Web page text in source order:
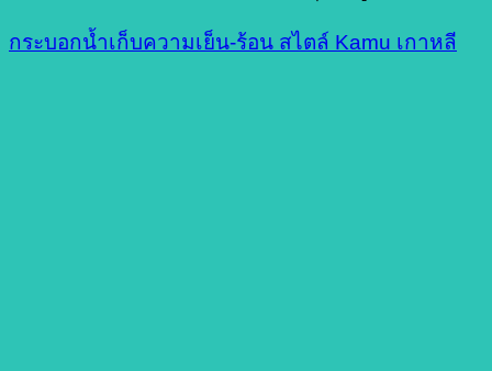
กระบอกน้ำเก็บความเย็น-ร้อน สไตล์ Kamu เกาหลี